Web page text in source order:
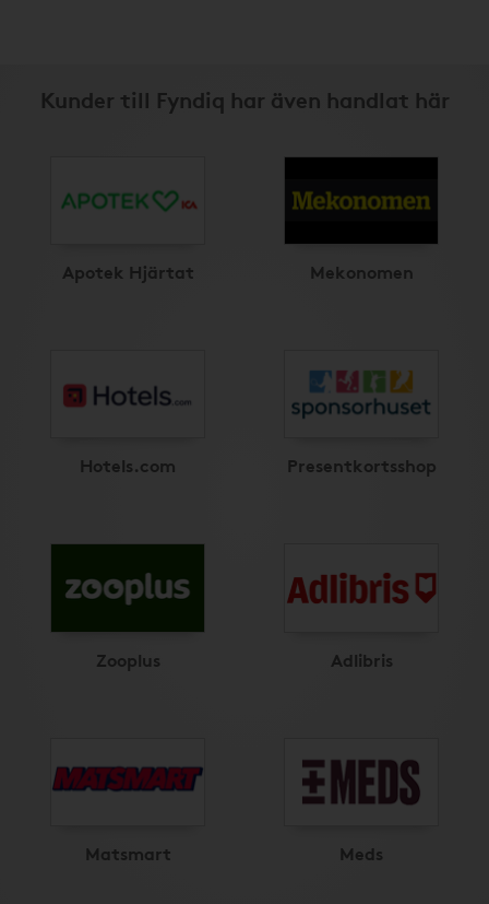
Kunder till Fyndiq har även handlat här
Apotek Hjärtat Mekonomen
Hotels.com Presentkortsshop
Zooplus Adlibris
Matsmart Meds